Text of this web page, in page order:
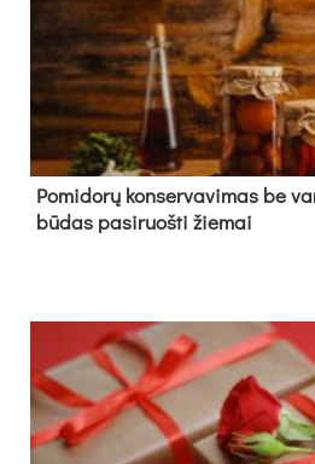
Pomidorų konservavimas be
būdas pasiruošti žiemai